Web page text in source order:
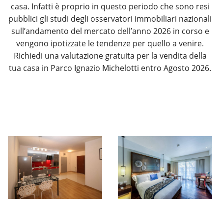
casa. Infatti è proprio in questo periodo che sono resi
pubblici gli studi degli osservatori immobiliari nazionali
sull’andamento del mercato dell’anno 2026 in corso e
vengono ipotizzate le tendenze per quello a venire.
Richiedi una valutazione gratuita per la vendita della
tua casa in Parco Ignazio Michelotti entro Agosto 2026.